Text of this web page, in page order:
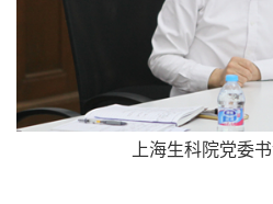
上海生科院党委书